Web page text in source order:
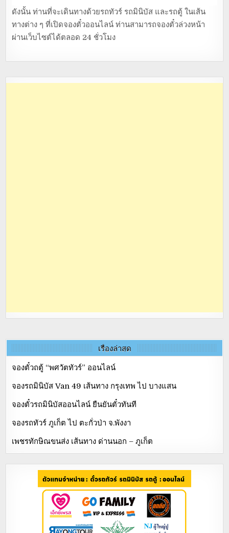
ดังนั้น ท่านที่จะเดินทางด้วยรถทัวร์ รถมินิบัส และรถตู้ ในเส้น
ทางต่าง ๆ ที่เปิดจองตั๋วออนไลน์ ท่านสามารถจองตั๋วล่วงหน้า
ผ่านเว็บไซต์ได้ตลอด 24 ชั่วโมง
เรื่องล่าสุด
จองตั๋วถตู้ “พศวัตทัวร์” ออนไลน์
จองรถมินิบัส Van 49 เส้นทาง กรุงเทพ ไป บางแสน
จองตั๋วรถมินิบัสออนไลน์ ยืนยันตั๋วทันที
จองรถทัวร์ ภูเก็ต ไป ตะกั่วป่า จ.พังงา
เพชรทักษิณขนส่ง เส้นทาง ด่านนอก – ภูเก็ต